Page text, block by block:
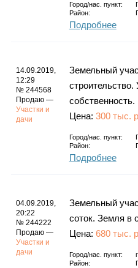
Город/нас. пункт:
Район:
Подробнее
14.09.2019,
12:29
№ 244568
Продаю —
Участки и
дачи
Земельный
собственность.
Цена: 300 тыс.
Город/нас. пункт:
Район:
Подробнее
04.09.2019,
20:22
№ 244222
Продаю —
Участки и
дачи
Земельный
соток. Земля в
Цена: 680 тыс.
Город/нас. пункт: г.
Район: